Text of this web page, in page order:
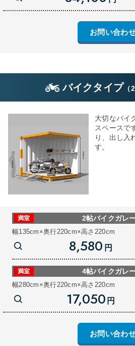
お問い合わ
バイクタイプ （
大切なバイ
スペースで
り、出し入
す。
2帖バイクガレ
幅135cm×奥行220cm×高さ220cm
満室
8,580 円
4帖バイクガレ
幅280cm×奥行220cm×高さ220cm
満室
17,050 円
お問い合わ